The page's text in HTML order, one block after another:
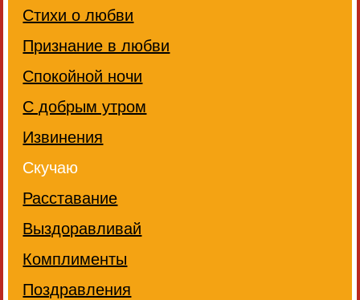
Стихи о любви
Признание в любви
Спокойной ночи
С добрым утром
Извинения
Скучаю
Расставание
Выздоравливай
Комплименты
Поздравления